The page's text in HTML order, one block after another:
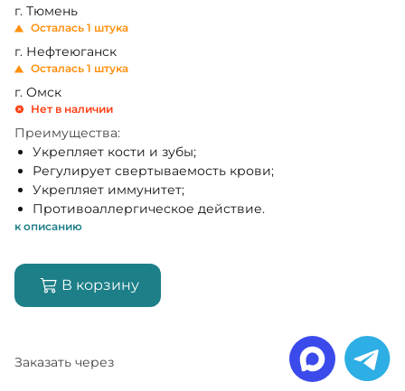
г. Тюмень
Осталась 1 штука
г. Нефтеюганск
Осталась 1 штука
г. Омск
Нет в наличии
Преимущества:
Укрепляет кости и зубы;
Регулирует свертываемость крови;
Укрепляет иммунитет;
Противоаллергическое действие.
к описанию
В корзину
Заказать через